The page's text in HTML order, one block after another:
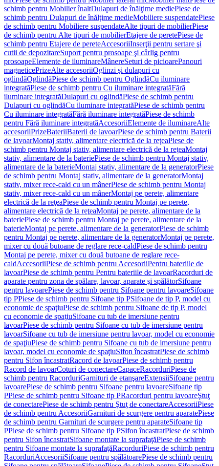
schimb pentru Mobilier înaltDulapuri de înălţime mediePiese de
schimb pentru Dulapuri de înălţime medieMobiliere suspendatePiese
de schimb pentru Mobiliere suspendateAlte tipuri de mobilierPiese
de schimb pentru Alte tipuri de mobilierEtajere de peretePiese de
schimb pentru Etajere de pereteAccesoriiInserţii pentru sertare şi
cutii de depozitareSuport pentru prosoape şi cârlig pentru
prosoapeElemente de iluminareMânereSeturi de picioarePanouri
magneticePrizeAlte accesoriiOglinzi şi dulapuri cu
oglindăOglindăPiese de schimb pentru OglindăCu iluminare
integratăPiese de schimb pentru Cu iluminare integratăFără
iluminare integratăDulapuri cu oglindăPiese de schimb pentru
Dulapuri cu oglindăCu iluminare integratăPiese de schimb pentru
Cu iluminare integratăFără iluminare integratăPiese de schimb
pentru Fără iluminare integratăAccesoriiElemente de iluminareAlte
accesoriiPrizeBateriiBaterii de lavoarPiese de schimb pentru Baterii
de lavoarMontaj stativ, alimentare electrică de la reţeaPiese de
schimb pentru Montaj stativ, alimentare electrică de la reţeaMontaj
stativ, alimentare de la bateriePiese de schimb pentru Montaj stativ,
alimentare de la baterieMontaj stativ, alimentare de la generatorPiese
de schimb pentru Montaj stativ, alimentare de la generatorMontaj
stativ, mixer rece-cald cu un mânerPiese de schimb pentru Montaj
stativ, mixer rece-cald cu un mânerMontaj pe perete, alimentare
electrică de la reţeaPiese de schimb pentru Montaj pe perete,
alimentare electrică de la reţeaMontaj pe perete, alimentare de la
bateriePiese de schimb pentru Montaj pe perete, alimentare de la
baterieMontaj pe perete, alimentare de la generatorPiese de schimb
pentru Montaj pe perete, alimentare de la generatorMontaj pe perete,
mixer cu două butoane de reglare rece-caldPiese de schimb pentru
Montaj pe perete, mixer cu două butoane de reglare rece-
caldAccesoriiPiese de schimb pentru AccesoriiPentru bateriile de
lavoarPiese de schimb pentru Pentru bateriile de lavoarRacorduri de
aparate pentru zona de spălare, lavoar, aparate şi spălătorSifoane
pentru lavoarePiese de schimb pentru Sifoane pentru lavoareSifoane
tip PPiese de schimb pentru Sifoane tip PSifoane de tip P, model cu
economie de spaţiuPiese de schimb pentru Sifoane de tip P, model
cu economie de spaţiuSifoane cu tub de imersiune pentru
lavoarPiese de schimb pentru Sifoane cu tub de imersiune pentru
lavoarSifoane cu tub de imersiune pentru lavoar, model cu economie
de spaţiuPiese de schimb pentru Sifoane cu tub de imersiune pentru
lavoar, model cu economie de spaţiuSifon încastratPiese de schimb
pentru Sifon încastratRacord de lavoarPiese de schimb pentru
Racord de lavoarCoturi de conectareCapaceRacorduriPiese de
schimb pentru RacorduriGarnituri de etanşareExtensiiSifoane pentru
lavoarePiese de schimb pentru Sifoane pentru lavoareSifoane tip
PPiese de schimb pentru Sifoane tip PRacorduri pentru lavoareŞtuţ
de conectarePiese de schimb pentru Ştuţ de conectareAccesoriiPiese
de schimb pentru AccesoriiGarnituri de scurgere pentru aparatePiese
de schimb pentru Garnituri de scurgere pentru aparateSifoane tip
PPiese de schimb pentru Sifoane tip PSifon încastratPiese de schimb
pentru Sifon încastratSifoane montate la suprafaţăPiese de schimb
pentru Sifoane montate la suprafaţăRacorduriPiese de schimb pentru
RacorduriAccesoriiSifoane pentru spălătoarePiese de schimb pentru